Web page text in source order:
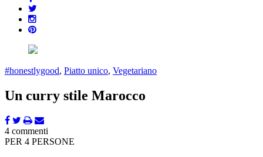
#honestlygood, Piatto unico, Vegetariano
Un curry stile Marocco
4 commenti
PER 4 PERSONE